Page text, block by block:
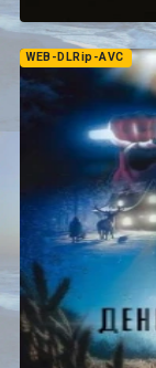
WEB-DLRip-AVC